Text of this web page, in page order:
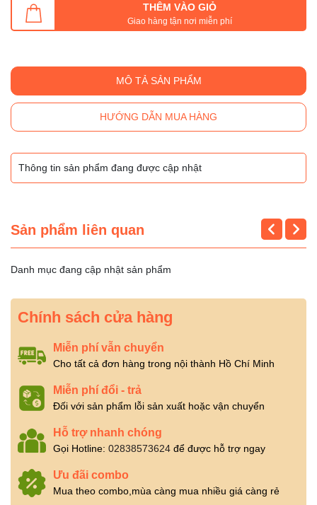
THÊM VÀO GIỎ
Giao hàng tận nơi miễn phí
MÔ TẢ SẢN PHẨM
HƯỚNG DẪN MUA HÀNG
Thông tin sản phẩm đang được cập nhật
Sản phẩm liên quan
Danh mục đang cập nhật sản phẩm
Chính sách cửa hàng
Miễn phí vẫn chuyển
Cho tất cả đơn hàng trong nội thành Hồ Chí Minh
Miễn phí đổi - trả
Đối với sản phẩm lỗi sản xuất hoặc vận chuyển
Hỗ trợ nhanh chóng
Gọi Hotline: 02838573624 để được hỗ trợ ngay
Ưu đãi combo
Mua theo combo,mùa càng mua nhiều giá càng rẻ